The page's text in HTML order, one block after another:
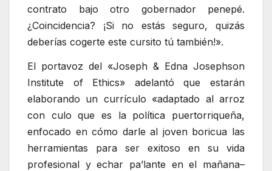
contrato bajo otro gobernador penepé.
¿Coincidencia? ¡Si no estás seguro, quizás
deberías cogerte este cursito tú también!».
El portavoz del «Joseph & Edna Josephson
Institute of Ethics» adelantó que estarán
elaborando un currículo «adaptado al arroz
con culo que es la política puertorriqueña,
enfocado en cómo darle al joven boricua las
herramientas para ser exitoso en su vida
profesional y echar pa’lante en el mañana–